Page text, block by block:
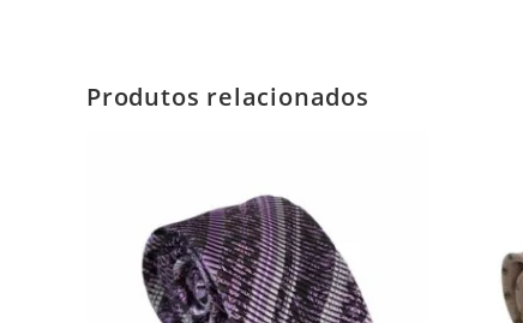
Produtos relacionados